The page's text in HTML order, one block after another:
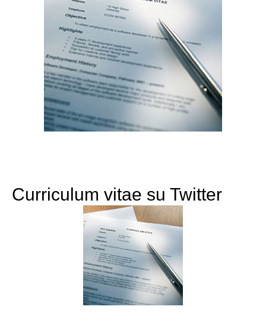
Curriculum vitae su Twitter